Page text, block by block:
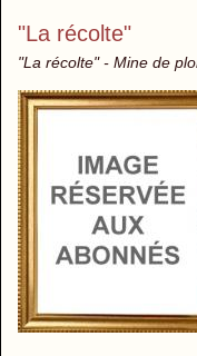
"La récolte"
"La récolte" - Mine de